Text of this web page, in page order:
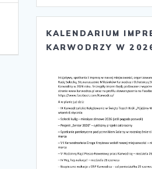
KALENDARIUM
KARWODRZY W